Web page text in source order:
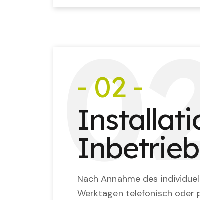
0
- 02 -
Nach Annahme des
Werktagen telefonisch oder